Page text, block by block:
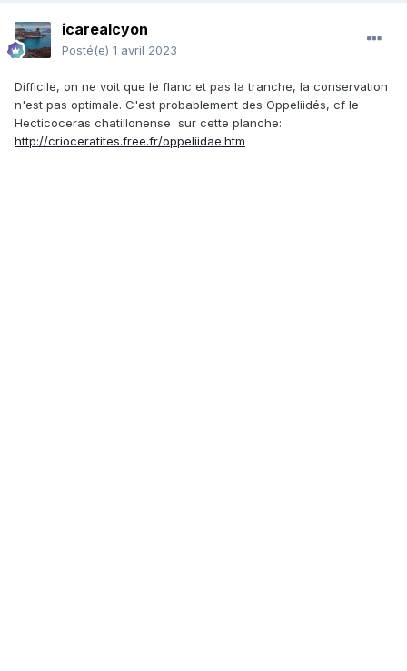
icarealcyon
Posté(e) 1 avril 2023
Difficile, on ne voit que le flanc et pas la tranche, la conservation
n'est pas optimale. C'est probablement des Oppeliidés, cf le
Hecticoceras chatillonense sur cette planche:
http://crioceratites.free.fr/oppeliidae.htm